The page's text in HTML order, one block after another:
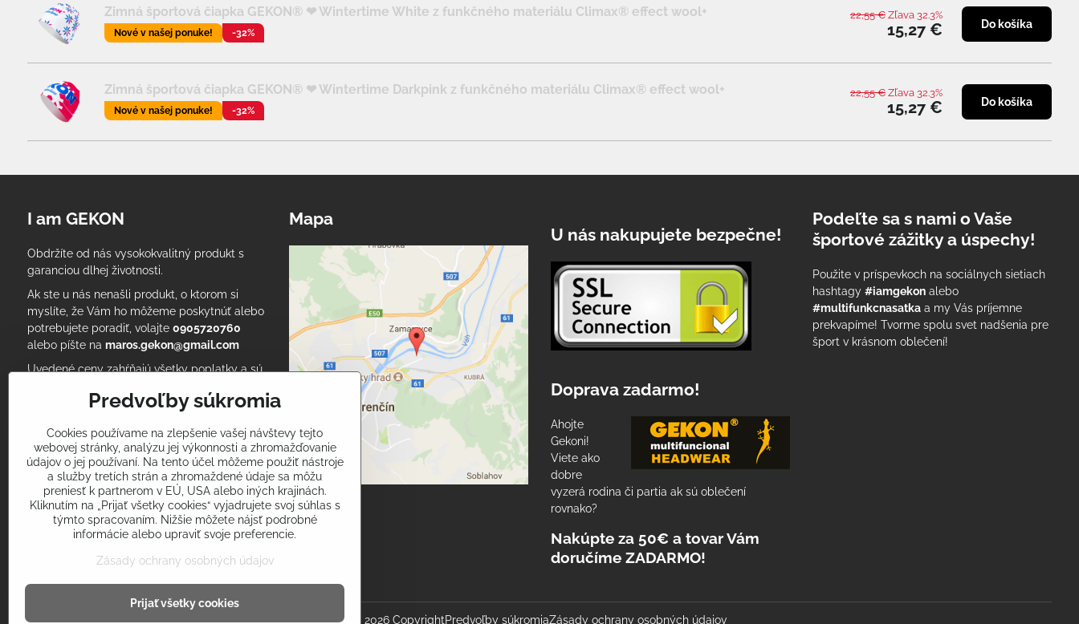
Zimná športová čiapka GEKON® ❤ Wintertime White z funkčného materiálu Climax® effect wool+
Nové v našej ponuke! -32% 15,27 €
22,55 € Zľava 32.3%
Do košíka
Zimná športová čiapka GEKON® ❤ Wintertime Darkpink z funkčného materiálu Climax® effect wool+
Nové v našej ponuke! -32% 15,27 €
22,55 € Zľava 32.3%
Do košíka
I am GEKON
Obdržíte od nás vysokokvalitný produkt s
garanciou dlhej životnosti.
Ak ste u nás nenašli produkt, o ktorom si
myslíte, že Vám ho môžeme poskytnúť alebo
potrebujete poradiť, volajte 0905720760
alebo píšte na maros.gekon@gmail.com
Uvedené ceny zahŕňajú všetky poplatky a sú
nakupujúci musí održať daňový doklad pri
Vyskúšať môžete aj naše zdravotnícke
oblečeniena www.ltex.sk
RSS blog I am Gekon
RSS novinky I am Gekon
Obchodné podmienky
Návod na použitie multifunkčnej šatky
Mapa
U nás nakupujete bezpečne!
Doprava zadarmo!
Ahojte
Gekoni!
Viete ako
dobre
vyzerá rodina či partia ak sú oblečení
rovnako?
Nakúpte za 50€ a tovar Vám
doručíme ZADARMO!
Podeľte sa s nami o Vaše
športové zážitky a úspechy!
Použite v príspevkoch na sociálnych sietiach
hashtagy#iamgekon alebo
#multifunkcnasatka a my Vás príjemne
prekvapíme! Tvorme spolu svet nadšenia pre
šport v krásnom oblečení!
©2026 CopyrightPredvoľby súkromiaZásady ochrany osobných údajov
Predvoľby súkromia
Cookies používame na zlepšenie vašej návštevy tejto
webovej stránky, analýzu jej výkonnosti a zhromažďovanie
údajov o jej používaní. Na tento účel môžeme použiť nástroje
a služby tretích strán a zhromaždené údaje sa môžu
preniesť k partnerom v EÚ, USA alebo iných krajinách.
Kliknutím na „Prijať všetky cookies“ vyjadrujete svoj súhlas s
týmto spracovaním. Nižšie môžete nájsť podrobné
informácie alebo upraviť svoje preferencie.
Zásady ochrany osobných údajov
Prijať všetky cookies